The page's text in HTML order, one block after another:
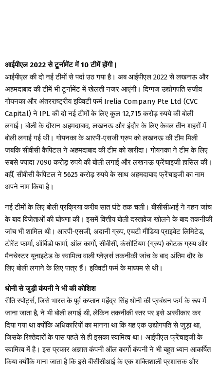
आईपीएल 2022 से टूर्नामेंट में 10 टीमें होंगी।
आईपीएल की दो नई टीमों से पर्दा उठ गया है। अब आईपीएल 2022 से लखनऊ और
अहमदाबाद की टीमें भी टूर्नामेंट में खेलती नजर आएंगी। दिग्गज उद्योगपति संजीव
गोयनका और अंतरराष्ट्रीय इक्विटी फर्म Irelia Company Pte Ltd (CVC
Capital) ने IPL की दो नई टीमों के लिए कुल 12,715 करोड़ रुपये की बोली
लगाई। बोली के दौरान अहमदाबाद, लखनऊ और इंदौर के लिए केवल तीन शहरों में
बोली लगाई गई थी। गोयनका के आरपी-एसजी ग्रुप को लखनऊ की टीम मिली
जबकि सीवीसी कैपिटल ने अहमदाबाद की टीम को खरीदा। गोयनका ने टीम के लिए
सबसे ज्यादा 7090 करोड़ रुपये की बोली लगाई और लखनऊ फ्रेंचाइजी हासिल की।
वहीं, सीवीसी कैपिटल ने 5625 करोड़ रुपये के साथ अहमदाबाद फ्रेंचाइजी का नाम
अपने नाम किया है।
नई टीमों के लिए बोली प्रक्रिया करीब सात घंटे तक चली। बीसीसीआई ने गहन जांच
के बाद विजेताओं की घोषणा की। इसमें वित्तीय बोली दस्तावेज खोलने के बाद तकनीकी
जांच भी शामिल थी। आरपी-एसजी, अदानी ग्रुप, एचटी मीडिया प्राइवेट लिमिटेड,
टोरेंट फार्मा, ऑर्बिंडो फार्मा, ऑल कार्गो, सीवीसी, कंसोर्टियम (ग्रुप) कोटक ग्रुप और
मैनचेस्टर यूनाइटेड के स्वामित्व वाली ग्लेज़र्स तकनीकी जांच के बाद अंतिम दौर के
लिए बोली लगाने के लिए पात्र हैं। इक्विटी फर्म के माध्यम से थी।
धोनी से जुड़ी कंपनी ने भी की कोशिश
रीति स्पोर्ट्स, जिसे भारत के पूर्व कप्तान महेंद्र सिंह धोनी की प्रबंधन फर्म के रूप में
जाना जाता है, ने भी बोली लगाई थी, लेकिन तकनीकी स्तर पर इसे अस्वीकार कर
दिया गया था क्योंकि अधिकारियों का मानना ​​​​था कि यह एक उद्योगपति से जुड़ा था,
जिसके रिश्तेदारों के पास पहले से ही इसका स्वामित्व था। आईपीएल फ्रेंचाइजी के
स्वामित्व में है। इस प्रकार अज्ञात कंपनी ऑल कार्गो कंपनी ने भी बहुत ध्यान आकर्षित
किया क्योंकि माना जाता है कि इसे बीसीसीआई के एक शक्तिशाली प्रशासक और